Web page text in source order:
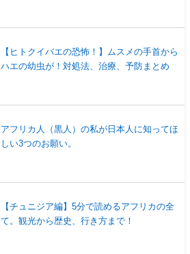
【ヒトクイバエの恐怖！】ムスメの手首から
ハエの幼虫が！対処法、治療、予防まとめ
アフリカ人（黒人）の私が日本人に知ってほ
しい3つのお願い。
【チュニジア編】5分で読めるアフリカの全
て。観光から歴史、行き方まで！